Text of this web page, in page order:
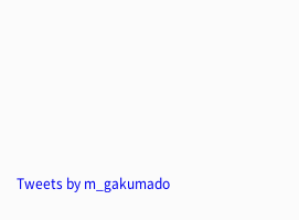
Tweets by m_gakumado